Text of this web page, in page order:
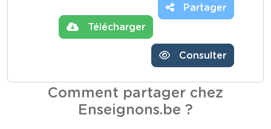
Télécharger
Partager
Consulter
Comment partager chez
Enseignons.be ?